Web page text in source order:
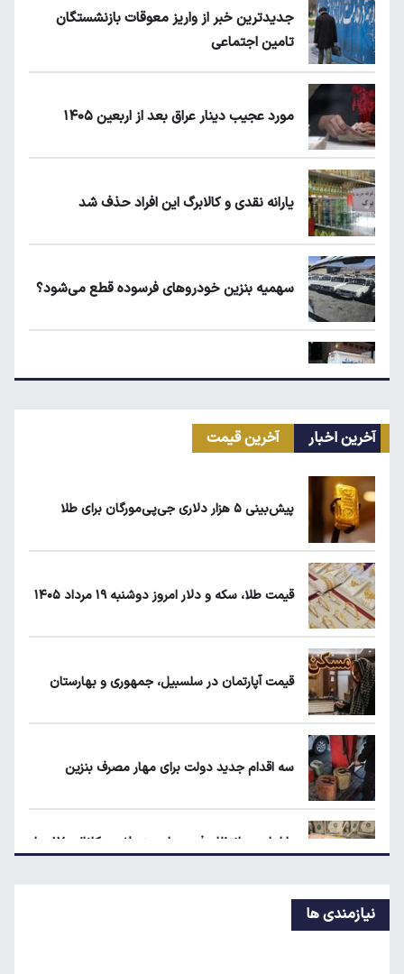
جدیدترین خبر از واریز معوقات بازنشستگان
تامین اجتماعی
مورد عجیب دینار عراق بعد از اربعین ۱۴۰۵
یارانه نقدی و کالابرگ این افراد حذف شد
سهمیه بنزین خودروهای فرسوده قطع می‌شود؟
علت افزایش رقم برخی قبوض آب در تابستان
شرط جدید دریافت یارانه و کالابرگ
زمان واریز سود سهام عدالت مشخص شد
خبر جدید سخنگوی دولت از بنزین و کالابرگ
آخرین اخبار آخرین قیمت
پیش‌بینی ۵ هزار دلاری جی‌پی‌مورگان برای طلا
قیمت طلا، سکه و دلار امروز دوشنبه ۱۹ مرداد ۱۴۰۵
قیمت آپارتمان در سلسبیل، جمهوری و بهارستان
سه اقدام جدید دولت برای مهار مصرف بنزین
بازار ارز در انتظار رفع محاصره؛ دلار به کانال ۱۷۰ هزار
نیازمندی ها